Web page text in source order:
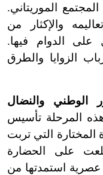
الموريتاني.
والإكثار من
على الدوام فيها.
الزوايا والطرق
الوطني والنضال
المرحلة تأسيس
المختارة التي تربت
على الحضارة
عصرية استمدتها من